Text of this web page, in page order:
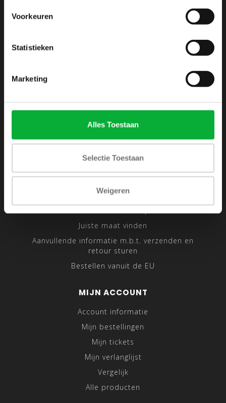
Voorkeuren
Statistieken
Marketing
Alles Toestaan
Selectie Toestaan
Weigeren
Disclaimer
Privacy Policy
Sitemap
Traveling Tailor
Juiste maat vinden
Aanvullende informatie m.b.t. verzenden en
retour sturen
Bestellen vanuit de EU
MIJN ACCOUNT
Account informatie
Mijn bestellingen
Mijn tickets
Mijn verlanglijst
Vergelijk
Alle producten